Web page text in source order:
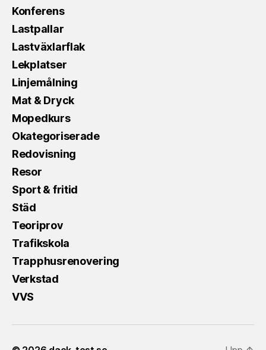
Konferens
Lastpallar
Lastväxlarflak
Lekplatser
Linjemålning
Mat & Dryck
Mopedkurs
Okategoriserade
Redovisning
Resor
Sport & fritid
Städ
Teoriprov
Trafikskola
Trapphusrenovering
Verkstad
VVS